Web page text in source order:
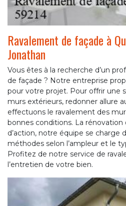
Ravalement de façade à
Jonathan
Vous êtes à la recherche d’un
de façade ? Notre entreprise
pour votre projet. Pour offrir une
murs extérieurs, redonner allure
effectuons le ravalement des
bonnes conditions. La
d’action, notre équipe se charge
méthodes selon l’ampleur et le
Profitez de notre service de
l’entretien de votre bien.